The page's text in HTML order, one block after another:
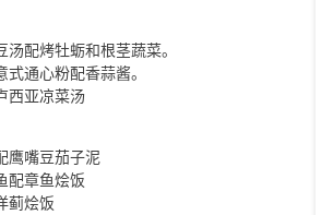
汤配烤牡蛎和根茎蔬菜。
式通心粉配香蒜酱。
西亚凉菜汤
鹰嘴豆茄子泥
配章鱼烩饭
蓟烩饭